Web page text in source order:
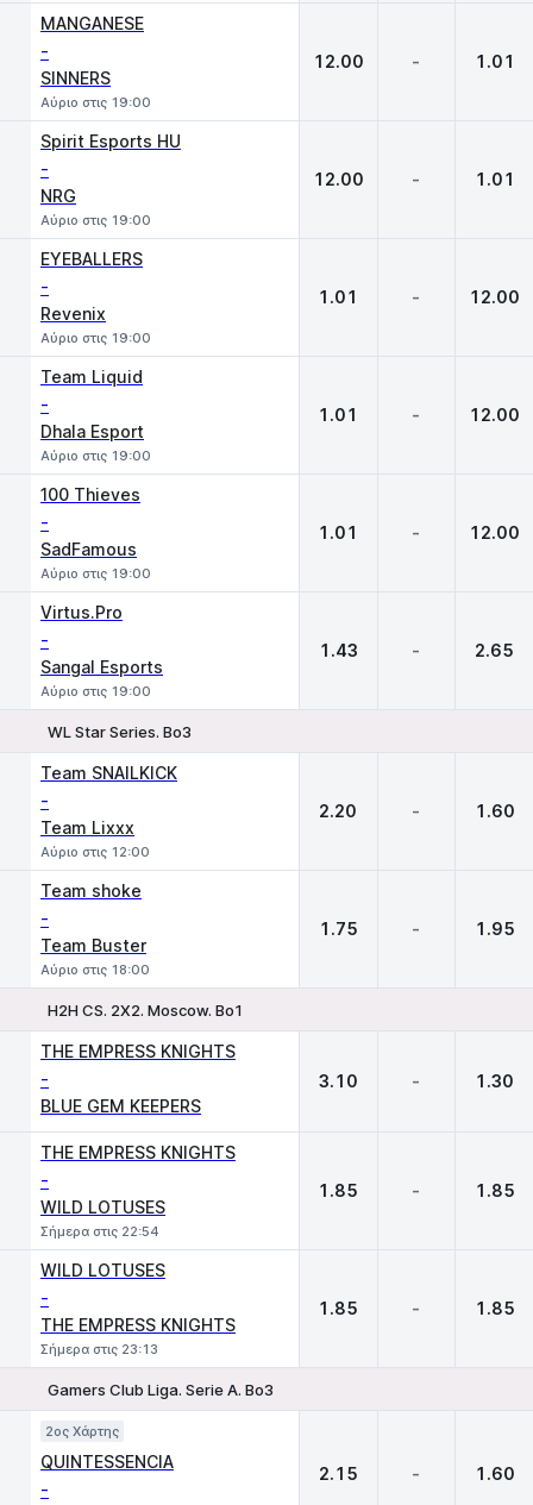
MANGANESE
-
SINNERS
Αύριο στις 19:00
12.00 - 1.01
Spirit Esports HU
-
NRG
Αύριο στις 19:00
12.00 - 1.01
EYEBALLERS
-
Revenix
Αύριο στις 19:00
1.01 - 12.00
Team Liquid
-
Dhala Esport
Αύριο στις 19:00
1.01 - 12.00
100 Thieves
-
SadFamous
Αύριο στις 19:00
1.01 - 12.00
Virtus.Pro
-
Sangal Esports
Αύριο στις 19:00
1.43 - 2.65
WL Star Series. Bo3
Team SNAILKICK
-
Team Lixxx
Αύριο στις 12:00
2.20 - 1.60
Team shoke
-
Team Buster
Αύριο στις 18:00
1.75 - 1.95
H2H CS. 2X2. Moscow. Bo1
THE EMPRESS KNIGHTS
-
BLUE GEM KEEPERS
3.10 - 1.30
THE EMPRESS KNIGHTS
-
WILD LOTUSES
Σήμερα στις 22:54
1.85 - 1.85
WILD LOTUSES
-
THE EMPRESS KNIGHTS
Σήμερα στις 23:13
1.85 - 1.85
Gamers Club Liga. Serie A. Bo3
2ος Χάρτης
QUINTESSENCIA
-
2.15 - 1.60